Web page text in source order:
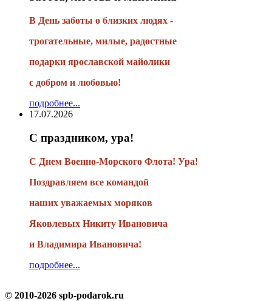
В День заботы о близких людях -
трогательные, милые, радостные
подарки ярославской майолики
с добром и любовью!
подробнее...
17.07.2026
С праздником, ура!
С Днем Военно-Морского Флота! Ура!
Поздравляем все командой
наших уважаемых моряков
Яковлевых Никиту Ивановича
и Владимира Ивановича!
подробнее...
© 2010-2026 spb-podarok.ru